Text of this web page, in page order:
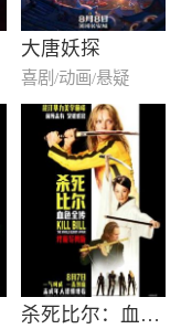
大唐妖探
喜剧/动画/悬疑
杀死比尔：血色